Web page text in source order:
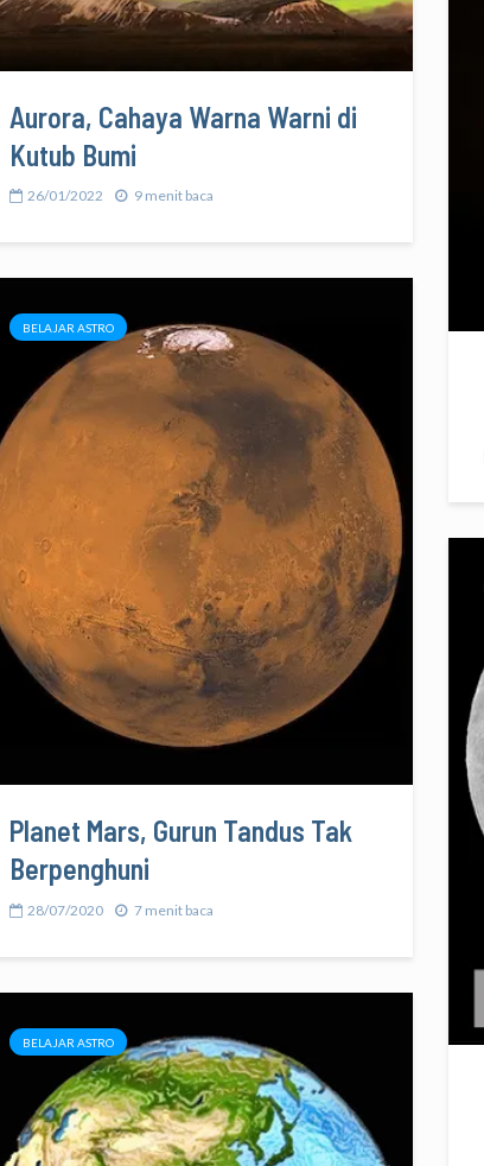
Aurora, Cahaya Warna Warni di
Kutub Bumi
26/01/2022 9 menit baca
BELAJAR ASTRO
Planet Mars, Gurun Tandus Tak
Berpenghuni
28/07/2020 7 menit baca
BELAJAR ASTRO